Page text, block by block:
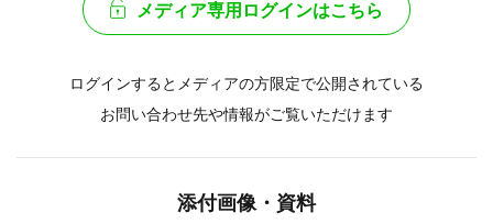
メディア専用ログインはこちら
ログインするとメディアの方限定で公開されている
お問い合わせ先や情報がご覧いただけます
添付画像・資料